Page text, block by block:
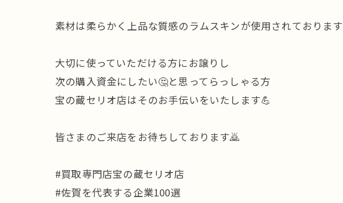
素材は柔らかく上品な質感のラムスキンが使用されております
大切に使っていただける方にお譲りし
次の購入資金にしたい🤔と思ってらっしゃる方
宝の蔵セリオ店はそのお手伝いをいたします💪
皆さまのご来店をお待ちしております🙇
#買取専門店宝の蔵セリオ店
#佐賀を代表する企業100選